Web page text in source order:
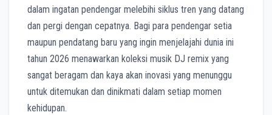
dalam ingatan pendengar melebihi siklus tren yang datang
dan pergi dengan cepatnya. Bagi para pendengar setia
maupun pendatang baru yang ingin menjelajahi dunia ini
tahun 2026 menawarkan koleksi musik DJ remix yang
sangat beragam dan kaya akan inovasi yang menunggu
untuk ditemukan dan dinikmati dalam setiap momen
kehidupan.